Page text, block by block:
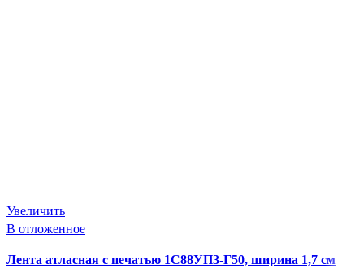
Увеличить
В отложенное
Лента атласная с печатью 1С88УП3-Г50, ширина 1,7 см